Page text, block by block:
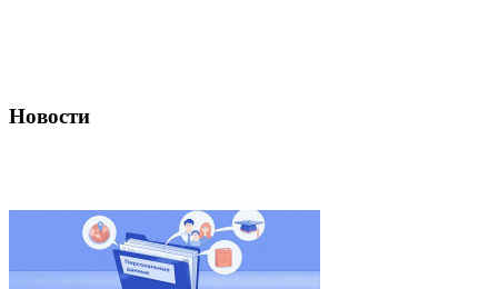
Новости